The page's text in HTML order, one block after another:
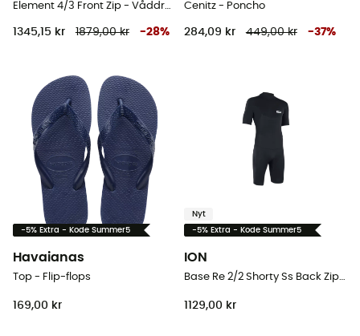
Element 4/3 Front Zip - Våddragter til surf - Herrer
1345,15 kr 1879,00 kr -28%
Cenitz - Poncho
284,09 kr 449,00 kr -37%
-5% Extra - Kode Summer5
Havaianas
Top - Flip-flops
169,00 kr
Nyt
-5% Extra - Kode Summer5
ION
Base Re 2/2 Shorty Ss Back Zip Unisex - Våddragter til surf
1129,00 kr